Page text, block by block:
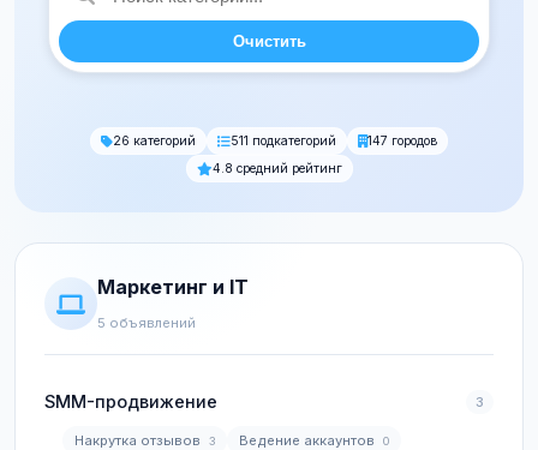
Очистить
26 категорий 511 подкатегорий
147 городов
4.8 средний рейтинг
Маркетинг и IT
5 объявлений
SMM-продвижение 3
Накрутка отзывов 3 Ведение аккаунтов 0